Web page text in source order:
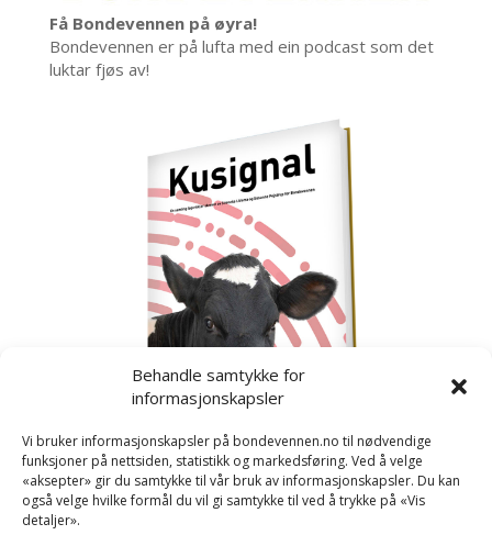
Behandle samtykke for
informasjonskapsler
Vi bruker informasjonskapsler på bondevennen.no til nødvendige
funksjoner på nettsiden, statistikk og markedsføring. Ved å velge
«aksepter» gir du samtykke til vår bruk av informasjonskapsler. Du kan
også velge hvilke formål du vil gi samtykke til ved å trykke på «Vis
detaljer».
Få Bondevennen på øyra!
Bondevennen er på lufta med ein podcast som det
luktar fjøs av!
Kusignal